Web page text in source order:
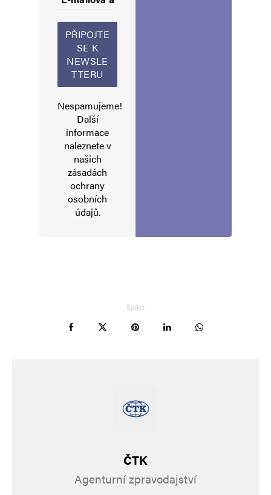
Alternative:
Nespamujeme!
Další
informace
naleznete v
našich
zásadách
ochrany
osobních
údajů.
Sdílet
ČTK
Agenturní zpravodajství